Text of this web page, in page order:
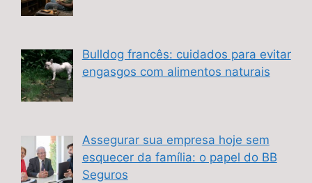
Bulldog francês: cuidados para evitar
engasgos com alimentos naturais
Assegurar sua empresa hoje sem
esquecer da família: o papel do BB
Seguros